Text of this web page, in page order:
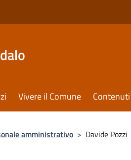
Vivere il Comune Contenuti
amministrativo > Davide Pozzi